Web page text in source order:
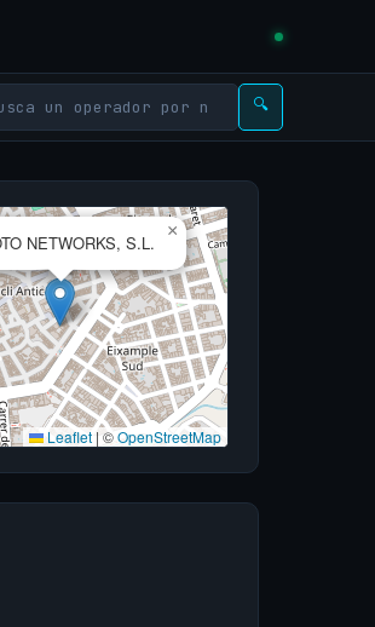
🔍
NETWORKS, S.L.
×
Leaflet | ©OpenStreetMap